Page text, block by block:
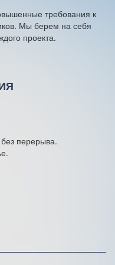
требования к
Мы берем на себя
проекта.
перерыва.